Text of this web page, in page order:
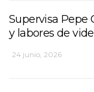
Supervisa Pepe
y labores de
24 junio, 2026